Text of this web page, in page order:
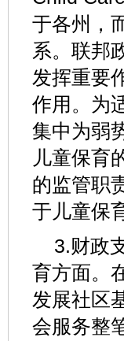
于各州，
系。联邦
发挥重要
作用。为
集中为弱
儿童保育
的监管职
于儿童保
3.财政
育方面。
发展社区
会服务整